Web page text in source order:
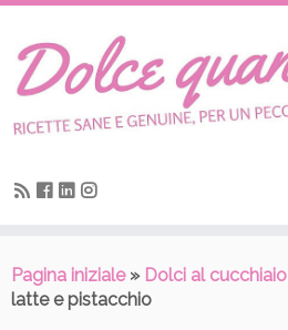
Skip
content
Pagina iniziale » Dolci al cucchiaio
latte e pistacchio